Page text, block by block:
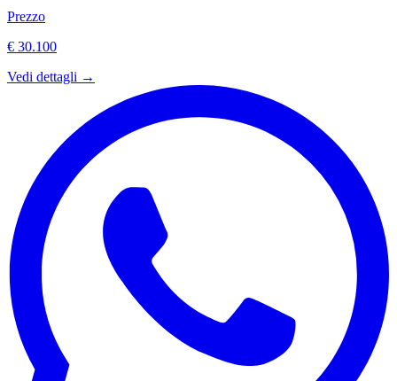
Prezzo
€ 30.100
Vedi dettagli →